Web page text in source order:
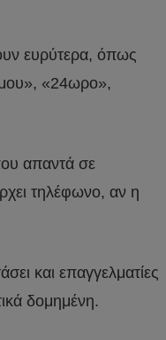
ευρύτερα, όπως
μου», «24ωρο»,
απαντά σε
τηλέφωνο, αν η
και επαγγελματίες
δομημένη.